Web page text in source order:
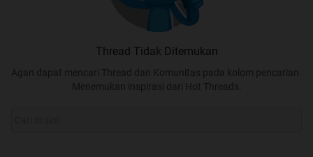
Thread Tidak Ditemukan
Agan dapat mencari Thread dan Komunitas pada kolom pencarian.
Menemukan inspirasi dari Hot Threads.